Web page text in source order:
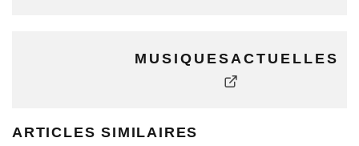
MUSIQUESACTUELLES
ARTICLES SIMILAIRES